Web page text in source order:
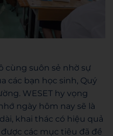
cùng suôn sẻ nhờ sự
các bạn học sinh, Quý
WESET hy vọng
ngày hôm nay sẽ là
khai thác có hiệu quả
các mục tiêu đã đề